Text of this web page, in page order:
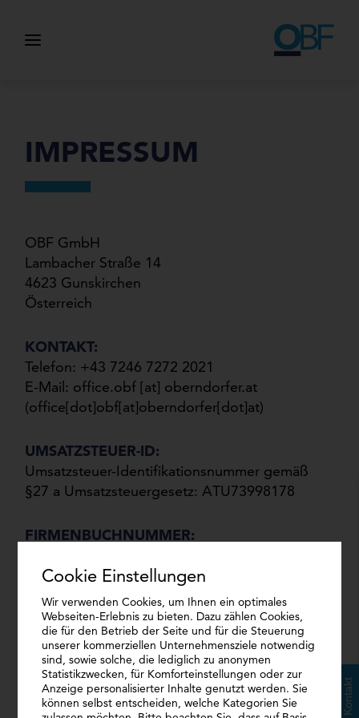
IMPRESSUM
OBF GmbH
Lambacher Straße 14
4623 Gunskirchen
Österreich
KONTAKT:
Telefon: +43 7246 7272 2021
E-Mail: office.obf [at] oberndorfer.at
(office[dot]obf[at]oberndorfer[dot]at)
UMSATZ­STEUER-ID:
Umsatzsteuer-Identifikationsnummer gemäß
§27 a Umsatzsteuergesetz:ATU73998178
FIRMEN­BUCH­NUMMER:
FIRMEN­GERICHT:
Landesgericht Wels
PERSO­NEN­BE­ZOGENE BEZEICH­NUNGEN:
Sämtliche personenbezogene Bezeichnungen
auf dieser Website sind geschlechtsneutral zu
Cookie Einstellungen
Wir verwenden Cookies, um Ihnen ein optimales
Webseiten-Erlebnis zu bieten. Dazu zählen Cookies,
die für den Betrieb der Seite und für die Steuerung
unserer kommerziellen Unternehmensziele notwendig
sind, sowie solche, die lediglich zu anonymen
Statistikzwecken, für Komforteinstellungen oder zur
Anzeige personalisierter Inhalte genutzt werden. Sie
können selbst entscheiden, welche Kategorien Sie
Kontakt